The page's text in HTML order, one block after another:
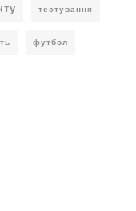
тестування
футбол